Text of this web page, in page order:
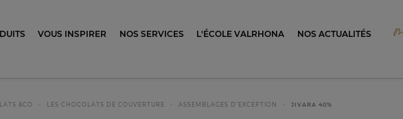
VOUS INSPIRER NOS SERVICES L'ÉCOLE VALRHONA NOS ACTUALITÉS
&CO LES CHOCOLATS DE COUVERTURE ASSEMBLAGES D’EXCEPTION JIVARA 40%